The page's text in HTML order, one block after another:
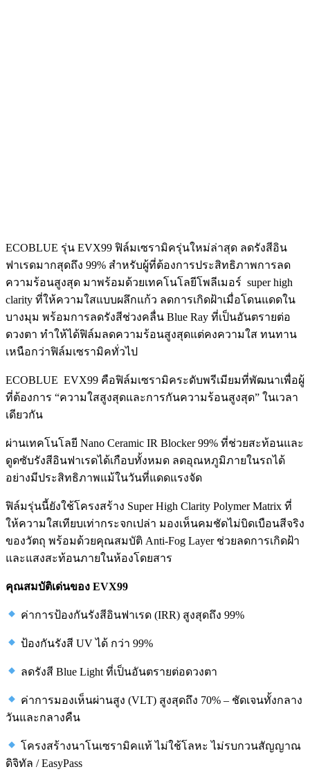
ECOBLUE รุ่น EVX99 ฟิล์มเซรามิครุ่นใหม่ล่าสุด ลดรังสีอิน
ฟาเรดมากสุดถึง 99% สำหรับผู้ที่ต้องการประสิทธิภาพการลด
ความร้อนสูงสุด มาพร้อมด้วยเทคโนโลยีโพลีเมอร์ super high
clarity ที่ให้ความใสแบบผลึกแก้ว ลดการเกิดฝ้าเมื่อโดนแดดใน
บางมุม พร้อมการลดรังสีช่วงคลื่น Blue Ray ที่เป็นอันตรายต่อ
ดวงตา ทำให้ได้ฟิล์มลดความร้อนสูงสุดแต่คงความใส ทนทาน
เหนือกว่าฟิล์มเซรามิคทั่วไป
ECOBLUE EVX99 คือฟิล์มเซรามิคระดับพรีเมียมที่พัฒนาเพื่อผู้
ที่ต้องการ “ความใสสูงสุดและการกันความร้อนสูงสุด” ในเวลา
เดียวกัน
ผ่านเทคโนโลยี Nano Ceramic IR Blocker 99% ที่ช่วยสะท้อนและ
ดูดซับรังสีอินฟาเรดได้เกือบทั้งหมด ลดอุณหภูมิภายในรถได้
อย่างมีประสิทธิภาพแม้ในวันที่แดดแรงจัด
ฟิล์มรุ่นนี้ยังใช้โครงสร้าง Super High Clarity Polymer Matrix ที่
ให้ความใสเทียบเท่ากระจกเปล่า มองเห็นคมชัดไม่บิดเบือนสีจริง
ของวัตถุ พร้อมด้วยคุณสมบัติ Anti-Fog Layer ช่วยลดการเกิดฝ้า
และแสงสะท้อนภายในห้องโดยสาร
คุณสมบัติเด่นของ EVX99
ค่าการป้องกันรังสีอินฟาเรด (IRR) สูงสุดถึง 99%
ป้องกันรังสี UV ได้ กว่า 99%
ลดรังสี Blue Light ที่เป็นอันตรายต่อดวงตา
ค่าการมองเห็นผ่านสูง (VLT) สูงสุดถึง 70% – ชัดเจนทั้งกลาง
วันและกลางคืน
โครงสร้างนาโนเซรามิคแท้ ไม่ใช้โลหะ ไม่รบกวนสัญญาณ
ดิจิทัล / EasyPass